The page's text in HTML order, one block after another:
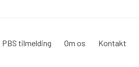
PBS tilmelding Om os Kontakt